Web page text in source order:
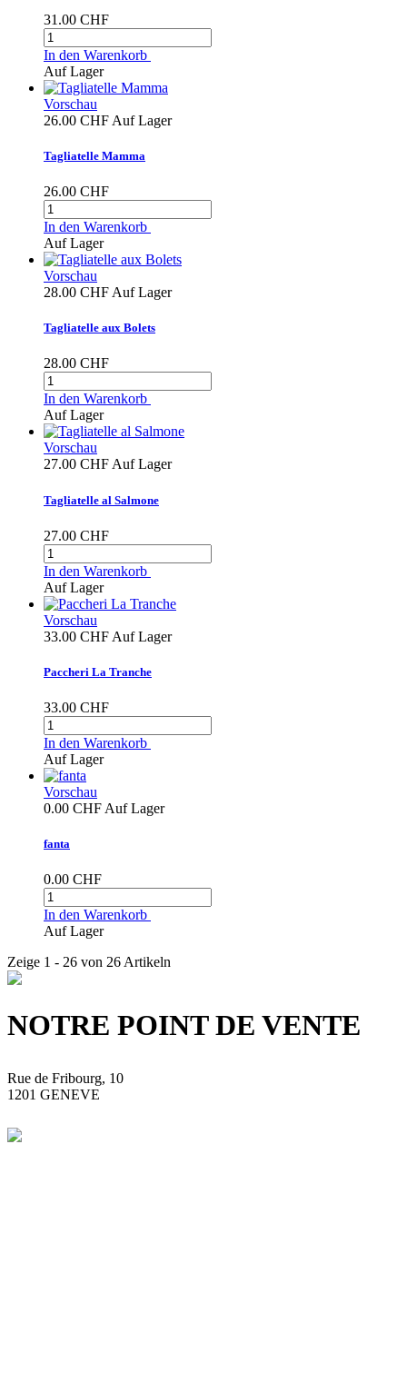
31.00 CHF
In den Warenkorb
Auf Lager
Vorschau
26.00 CHF Auf Lager
Tagliatelle Mamma
26.00 CHF
In den Warenkorb
Auf Lager
Vorschau
28.00 CHF Auf Lager
Tagliatelle aux Bolets
28.00 CHF
In den Warenkorb
Auf Lager
Vorschau
27.00 CHFAuf Lager
Tagliatelle al Salmone
27.00 CHF
In den Warenkorb
Auf Lager
Vorschau
33.00 CHF Auf Lager
Paccheri La Tranche
33.00 CHF
In den Warenkorb
Auf Lager
Vorschau
0.00 CHF Auf Lager
fanta
0.00 CHF
In den Warenkorb
Auf Lager
Zeige 1 - 26 von 26 Artikeln
NOTRE POINT DE VENTE
Rue de Fribourg, 10
1201 GENEVE